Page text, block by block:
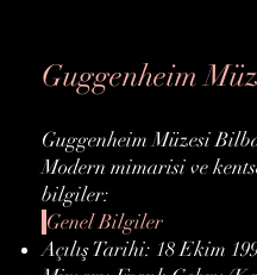
Guggenheim
Guggenheim Müzesi
Modern mimarisi ve
bilgiler:
Genel Bilgiler
Açılış Tarihi: 18 Ekim